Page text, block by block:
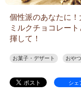
個性派のあなたに
ミルクチョコレー
揮して！
お菓子・デザート おや
シェ